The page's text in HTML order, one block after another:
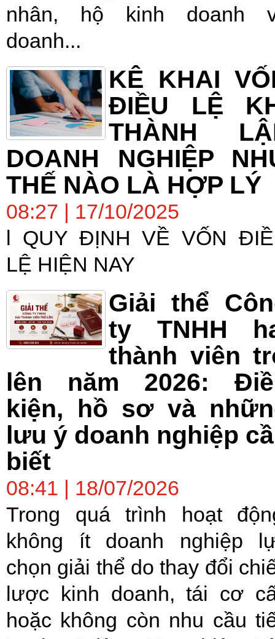
nhân, hộ kinh doanh
doanh...
KÊ KHAI
ĐIỀU LỆ
THÀNH
DOANH NGHIỆP
THẾ NÀO LÀ HỢP LÝ
08:27 | 17/10/2025
l QUY ĐỊNH VỀ VỐN
LỆ HIỆN NAY
Giải thể
ty TNHH
thành viên
lên năm 2026:
kiện, hồ sơ và
lưu ý doanh nghiệp
biết
08:41 | 18/07/2026
Trong quá trình hoạt
không ít doanh nghiệp
chọn giải thể do thay đổi
lược kinh doanh, tái cơ
hoặc không còn nhu cầu